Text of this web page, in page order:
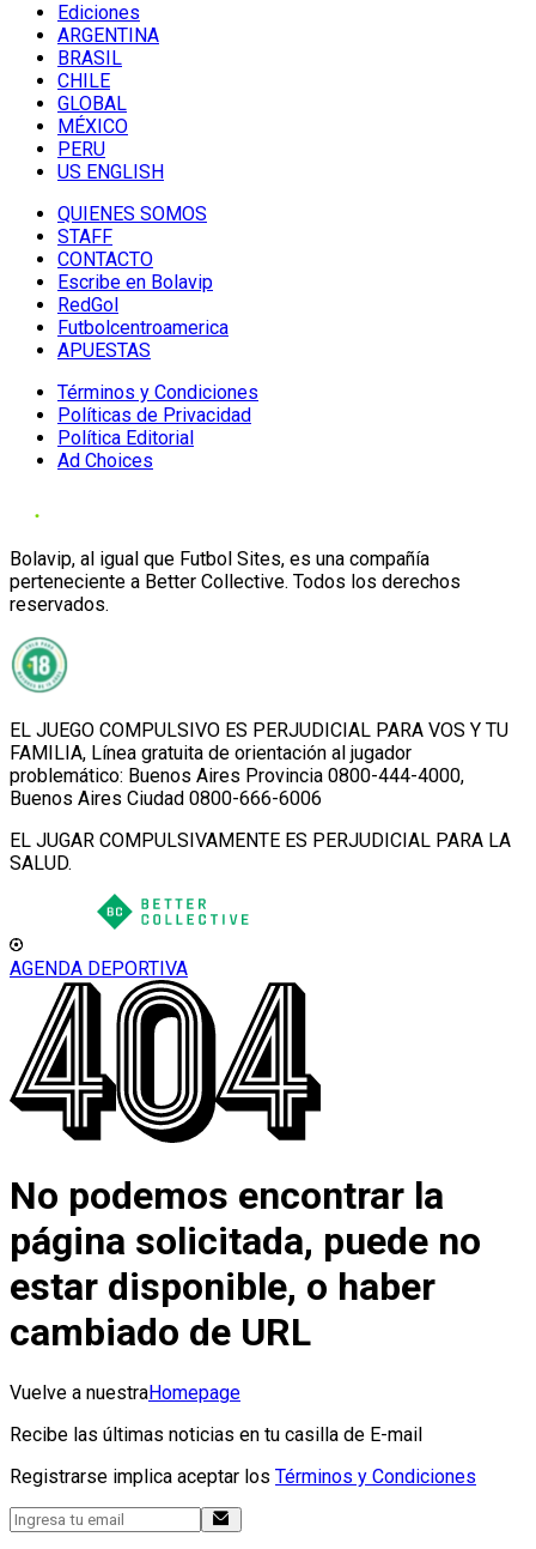
Ediciones
ARGENTINA
BRASIL
CHILE
GLOBAL
MÉXICO
PERU
US ENGLISH
QUIENES SOMOS
STAFF
CONTACTO
Escribe en Bolavip
RedGol
Futbolcentroamerica
APUESTAS
Términos y Condiciones
Políticas de Privacidad
Política Editorial
Ad Choices
Bolavip, al igual que Futbol Sites, es una compañía
perteneciente a Better Collective. Todos los derechos
reservados.
EL JUEGO COMPULSIVO ES PERJUDICIAL PARA VOS Y TU
FAMILIA, Línea gratuita de orientación al jugador
problemático: Buenos Aires Provincia 0800-444-4000,
Buenos Aires Ciudad 0800-666-6006
EL JUGAR COMPULSIVAMENTE ES PERJUDICIAL PARA LA
SALUD.
AGENDA DEPORTIVA
No podemos encontrar la
página solicitada, puede no
estar disponible, o haber
cambiado de URL
Vuelve a nuestraHomepage
Recibe las últimas noticias en tu casilla de E-mail
Registrarse implica aceptar los Términos y Condiciones